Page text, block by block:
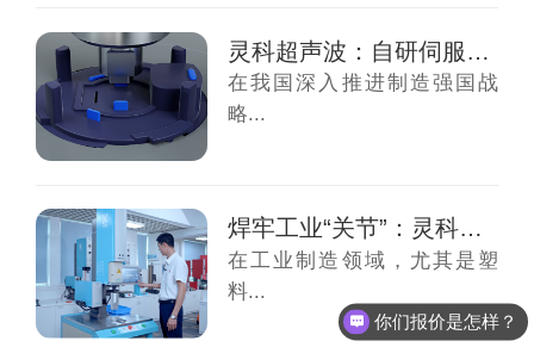
灵科超声波：自研伺服焊接技术，推动产业数字...
在我国深入推进制造强国战
略...
焊牢工业“关节”：灵科超声波凭“中国精度”...
在工业制造领域，尤其是塑
料...
你们报价是怎样？